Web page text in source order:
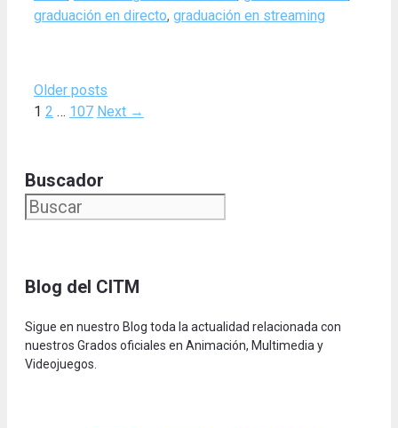
graduación en directo, graduación en streaming
Older posts
Page
1 Page
2 … Page
107 Next →
Buscador
Blog del CITM
Sigue en nuestro Blog toda la actualidad relacionada con
nuestros Grados oficiales en Animación, Multimedia y
Videojuegos.